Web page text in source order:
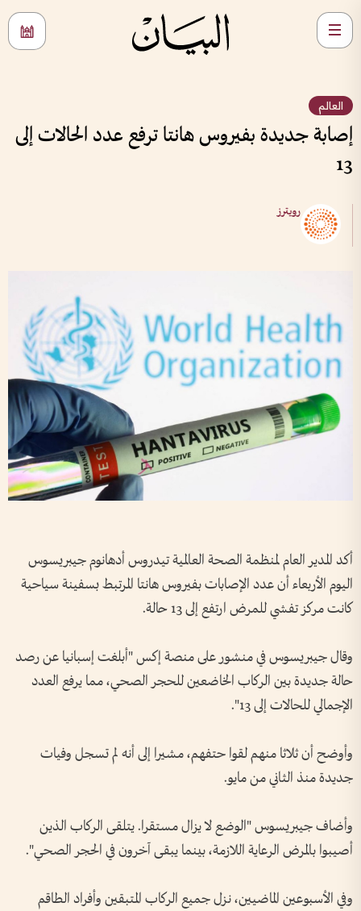
العالم
إصابة جديدة بفيروس هانتا ترفع عدد الحالات إلى
13
رويترز
أكد المدير ​العام لمنظمة الصحة العالمية تيدروس ‌أدهانوم جيبريسوس ​
اليوم الأربعاء أن عدد الإصابات بفيروس هانتا المرتبط بسفينة سياحية
كانت مركز تفشي للمرض ارتفع إلى 13 حالة.
وقال ⁠جيبريسوس في منشور على منصة إكس "أبلغت إسبانيا عن رصد
حالة جديدة بين الركاب الخاضعين ‌للحجر الصحي، مما يرفع العدد
الإجمالي للحالات إلى 13".
وأوضح أن ‌ثلاثا منهم لقوا حتفهم، مشيرا ‌إلى أنه لم تسجل ‌وفيات
جديدة منذ الثاني ‌من مايو.
وأضاف جيبريسوس "الوضع لا يزال ​مستقرا. يتلقى ‌الركاب ​الذين
أصيبوا بالمرض الرعاية ⁠اللازمة، بينما يبقى آخرون في الحجر الصحي".
وفي الأسبوعين الماضيين، ​نزل ⁠جميع ⁠الركاب المتبقين وأفراد الطاقم